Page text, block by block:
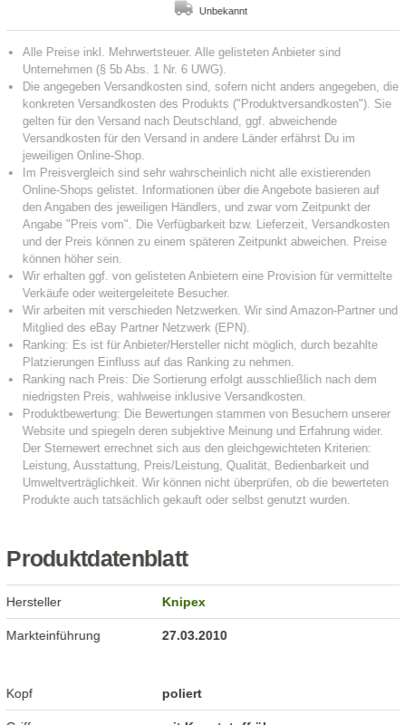
Unbekannt
Produktdatenblatt
Hersteller Knipex
Markteinführung 27.03.2010
Kopf poliert